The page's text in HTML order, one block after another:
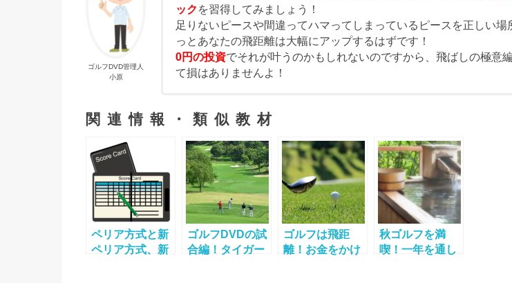
ゴルフDVD管理人
小原
ック を習得してみましょう！
足りないピースや間違ってハマってしまっているピースを正しい場
っとあなたの飛距離は大幅にアップするはずです！
0円の投資でそれが叶うのかもしれないのですから、飛ばしの極意
て損はありませんよ！
関連情報・類似教材
ペリア方式と新
ペリア方式、新
ゴルフDVDの試
合編！タイガー
ゴルフは飛距
離！お金をかけ
秋ゴルフを満
喫！一年を通し